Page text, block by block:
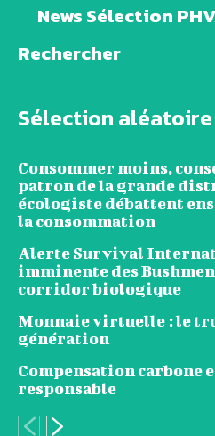
News Sélection
Rechercher
Sélection aléatoire
Consommer moins,
patron de la grande
écologiste débattent
la consommation
Alerte Survival
imminente des
corridor biologique
Monnaie virtuelle : le
génération
Compensation carbone
responsable